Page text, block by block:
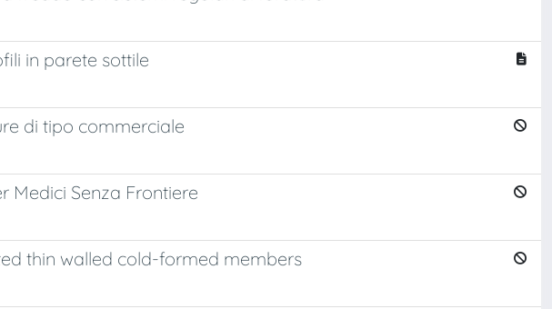
in parete sottile
di tipo commerciale
Medici Senza Frontiere
thin walled cold-formed members